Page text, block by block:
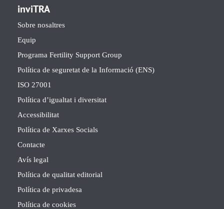
inviTRA
Sobre nosaltres
Equip
Programa Fertility Support Group
Política de seguretat de la Informació (ENS)
ISO 27001
Política d’igualtat i diversitat
Accessibilitat
Política de Xarxes Socials
Contacte
Avís legal
Política de qualitat editorial
Política de privadesa
Política de cookies